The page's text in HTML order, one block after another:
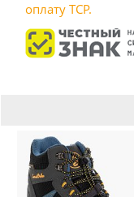
оплату ТСР.